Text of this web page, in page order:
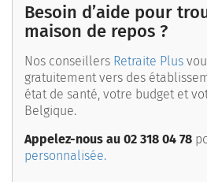
Besoin d’aide pour
maison de repos ?
Nos conseillers Retraite Plus
gratuitement vers des
état de santé, votre budget et
Belgique.
Appelez-nous au 02 318 04 78
personnalisée.